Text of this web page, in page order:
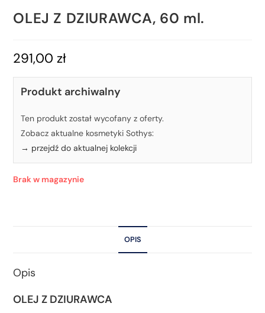
OLEJ Z DZIURAWCA, 60 ml.
291,00zł
Produkt archiwalny
Ten produkt został wycofany z oferty.
Zobacz aktualne kosmetyki Sothys:
→ przejdź do aktualnej kolekcji
Brak w magazynie
OPIS
Opis
OLEJ Z DZIURAWCA